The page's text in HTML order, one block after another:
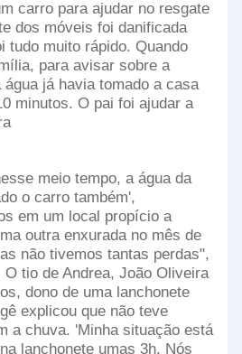
carro para ajudar no resgate
dos móveis foi danificada
tudo muito rápido. Quando
para avisar sobre a
já havia tomado a casa
minutos. O pai foi ajudar a
meio tempo, a água da
o carro também',
em um local propício a
outra enxurada no mês de
não tivemos tantas perdas",
O tio de Andrea, João Oliveira
dono de uma lanchonete
explicou que não teve
a chuva. 'Minha situação está
lanchonete umas 3h. Nós